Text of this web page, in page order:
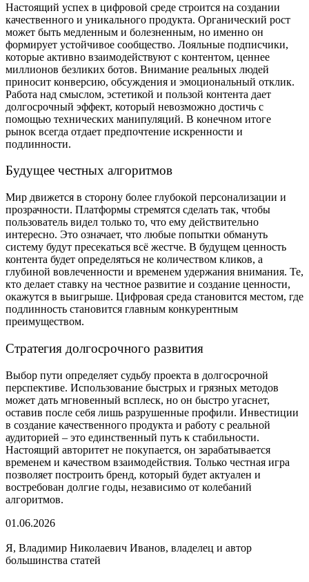
Настоящий успех в цифровой среде строится на создании
качественного и уникального продукта. Органический рост
может быть медленным и болезненным, но именно он
формирует устойчивое сообщество. Лояльные подписчики,
которые активно взаимодействуют с контентом, ценнее
миллионов безликих ботов. Внимание реальных людей
приносит конверсию, обсуждения и эмоциональный отклик.
Работа над смыслом, эстетикой и пользой контента дает
долгосрочный эффект, который невозможно достичь с
помощью технических манипуляций. В конечном итоге
рынок всегда отдает предпочтение искренности и
подлинности.
Будущее честных алгоритмов
Мир движется в сторону более глубокой персонализации и
прозрачности. Платформы стремятся сделать так, чтобы
пользователь видел только то, что ему действительно
интересно. Это означает, что любые попытки обмануть
систему будут пресекаться всё жестче. В будущем ценность
контента будет определяться не количеством кликов, а
глубиной вовлеченности и временем удержания внимания. Те,
кто делает ставку на честное развитие и создание ценности,
окажутся в выигрыше. Цифровая среда становится местом, где
подлинность становится главным конкурентным
преимуществом.
Стратегия долгосрочного развития
Выбор пути определяет судьбу проекта в долгосрочной
перспективе. Использование быстрых и грязных методов
может дать мгновенный всплеск, но он быстро угаснет,
оставив после себя лишь разрушенные профили. Инвестиции
в создание качественного продукта и работу с реальной
аудиторией – это единственный путь к стабильности.
Настоящий авторитет не покупается, он зарабатывается
временем и качеством взаимодействия. Только честная игра
позволяет построить бренд, который будет актуален и
востребован долгие годы, независимо от колебаний
алгоритмов.
01.06.2026
Я, Владимир Николаевич Иванов, владелец и автор
большинства статей